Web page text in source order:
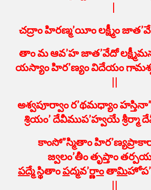
|
చద్రాం హిరణ్మ’యీం లక్ష్మీం
తాం మ ఆవ’హ జాత’వేదో
యస్యాం హిర’ణ్యం విదేయం
||
అశ్వపూర్వాం ర’థమధ్యాం
శ్రియం’ దేవీముప’హ్వయే శ్రీర్మా
కాంసో”స్మితాం
జ్వలం’తీం తృప్తాం
పద్మేస్థితాంపద్మవ’ర్ణాంతామి
||